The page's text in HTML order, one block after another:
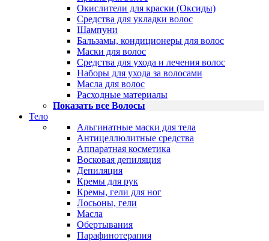
Окислители для краски (Оксиды)
Средства для укладки волос
Шампуни
Бальзамы, кондиционеры для волос
Маски для волос
Средства для ухода и лечения волос
Наборы для ухода за волосами
Масла для волос
Расходные материалы
Показать все Волосы
Тело
Альгинатные маски для тела
Антицеллюлитные средства
Аппаратная косметика
Восковая депиляция
Депиляция
Кремы для рук
Кремы, гели для ног
Лосьоны, гели
Масла
Обертывания
Парафинотерапия